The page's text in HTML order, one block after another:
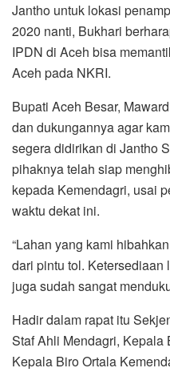
Jantho untuk lokasi
2020 nanti, Bukhari
IPDN di Aceh bisa
Aceh pada NKRI.
Bupati Aceh Besar,
dan dukungannya agar
segera didirikan di Jantho
pihaknya telah siap
kepada Kemendagri, usai
waktu dekat ini.
“Lahan yang kami
dari pintu tol. Ketersediaan
juga sudah sangat
Hadir dalam rapat itu
Staf Ahli Mendagri, Kepala
Kepala Biro Ortala